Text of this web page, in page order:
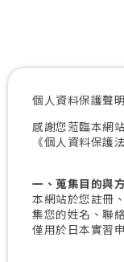
個人資料保護聲明
感謝您蒞臨本網
《個人資料保護
一、蒐集目的與
本網站於您註冊
集您的姓名、聯
僅用於日本實習